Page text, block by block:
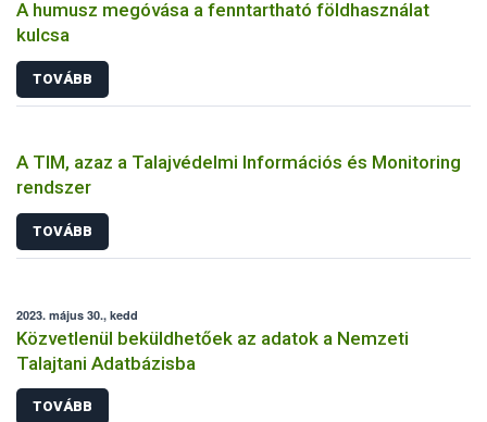
A humusz megóvása a fenntartható földhasználat
kulcsa
TOVÁBB
A TIM, azaz a Talajvédelmi Információs és Monitoring
rendszer
TOVÁBB
2023. május 30., kedd
Közvetlenül beküldhetőek az adatok a Nemzeti
Talajtani Adatbázisba
TOVÁBB